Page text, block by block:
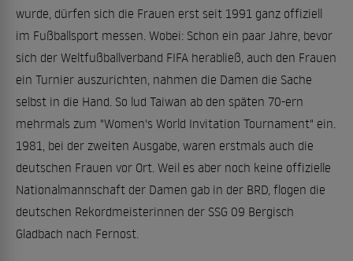
wurde, dürfen sich die Frauen erst seit 1991 ganz offiziell
im Fußballsport messen. Wobei: Schon ein paar Jahre, bevor
sich der Weltfußballverband FIFA herabließ, auch den Frauen
ein Turnier auszurichten, nahmen die Damen die Sache
selbst in die Hand. So lud Taiwan ab den späten 70-ern
mehrmals zum "Women's World Invitation Tournament" ein.
1981, bei der zweiten Ausgabe, waren erstmals auch die
deutschen Frauen vor Ort. Weil es aber noch keine offizielle
Nationalmannschaft der Damen gab in der BRD, flogen die
deutschen Rekordmeisterinnen der SSG 09 Bergisch
Gladbach nach Fernost.